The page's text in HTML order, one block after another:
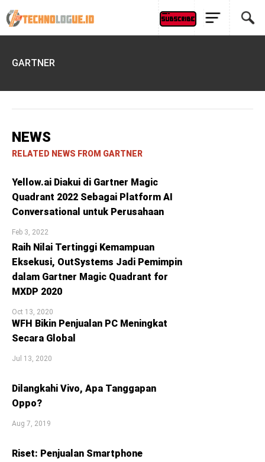
GARTNER
NEWS
RELATED NEWS FROM GARTNER
Yellow.ai Diakui di Gartner Magic
Quadrant 2022 Sebagai Platform AI
Conversational untuk Perusahaan
Feb 3, 2022
Raih Nilai Tertinggi Kemampuan
Eksekusi, OutSystems Jadi Pemimpin
dalam Gartner Magic Quadrant for
MXDP 2020
Oct 13, 2020
WFH Bikin Penjualan PC Meningkat
Secara Global
Jul 13, 2020
Dilangkahi Vivo, Apa Tanggapan
Oppo?
Aug 7, 2019
Riset: Penjualan Smartphone